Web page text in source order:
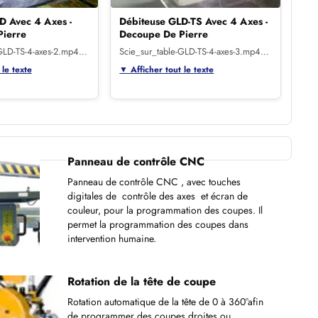
Avec 4 Axes -
TS-4-axes-2.mp4…
texte
Débiteuse GLD-TS Avec 4 Axes -
Decoupe De Pierre
Scie_sur_table-GLD-TS-4-axes-3.mp4…
▼ Afficher tout le texte
Panneau de contrôle CNC
Panneau de contrôle CNC , avec touches
digitales de contrôle des axes et écran de
couleur, pour la programmation des coupes. Il
permet la programmation des coupes dans
intervention humaine.
Rotation de la tête de coupe
Rotation automatique de la tête de 0 à 360°afin